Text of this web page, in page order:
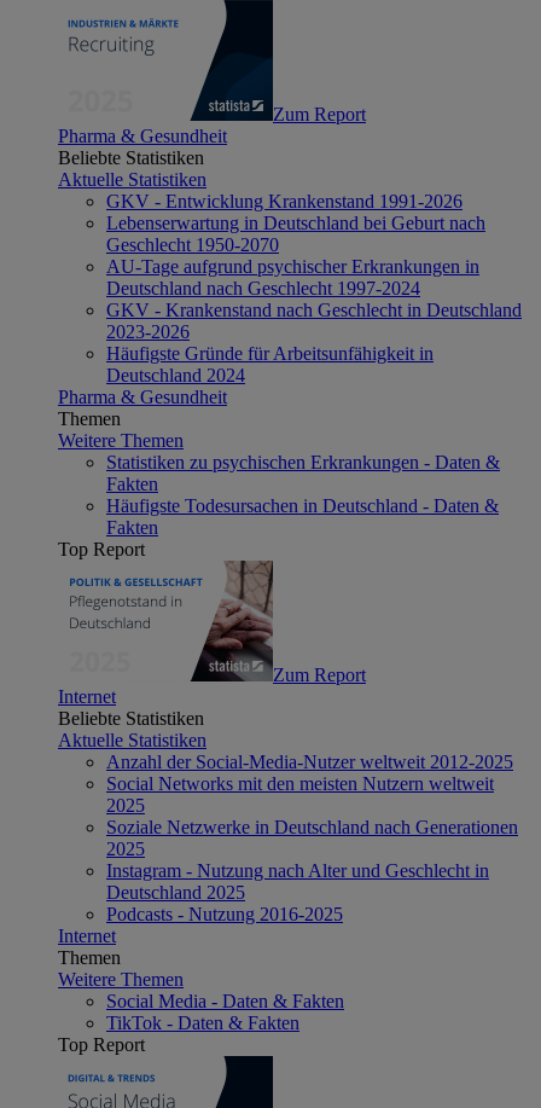
Zum Report
Pharma & Gesundheit
Beliebte Statistiken
Aktuelle Statistiken
GKV - Entwicklung Krankenstand 1991-2026
Lebenserwartung in Deutschland bei Geburt nach
Geschlecht 1950-2070
AU-Tage aufgrund psychischer Erkrankungen in
Deutschland nach Geschlecht 1997-2024
GKV - Krankenstand nach Geschlecht in Deutschland
2023-2026
Häufigste Gründe für Arbeitsunfähigkeit in
Deutschland 2024
Pharma & Gesundheit
Themen
Weitere Themen
Statistiken zu psychischen Erkrankungen - Daten &
Fakten
Häufigste Todesursachen in Deutschland - Daten &
Fakten
Top Report
Zum Report
Internet
Beliebte Statistiken
Aktuelle Statistiken
Anzahl der Social-Media-Nutzer weltweit 2012-2025
Social Networks mit den meisten Nutzern weltweit
2025
Soziale Netzwerke in Deutschland nach Generationen
2025
Instagram - Nutzung nach Alter und Geschlecht in
Deutschland 2025
Podcasts - Nutzung 2016-2025
Internet
Themen
Weitere Themen
Social Media - Daten & Fakten
TikTok - Daten & Fakten
Top Report